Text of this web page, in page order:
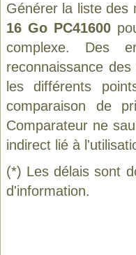
Générer la liste des
16 Go PC41600
complexe. Des
reconnaissance
les différents
comparaison de
Comparateur ne
indirect lié à
(*) Les délais sont
d'information.